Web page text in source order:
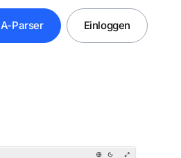
A-Parser Einloggen